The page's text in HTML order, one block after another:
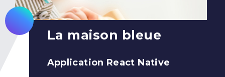
La maison bleue
Application React Native